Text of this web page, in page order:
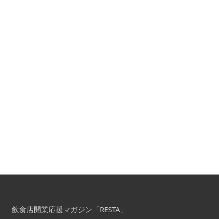
飲食店開業応援マガジン「RESTA」